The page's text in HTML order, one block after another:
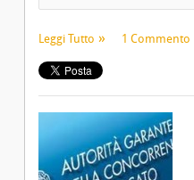
Leggi Tutto 1 Commento